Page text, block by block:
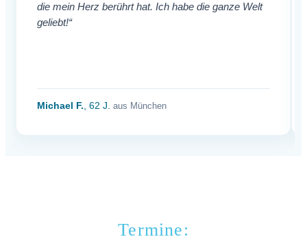
die mein Herz berührt hat. Ich habe die ganze Welt
geliebt!“
Michael F., 62 J. aus München
Termine: